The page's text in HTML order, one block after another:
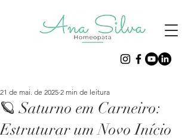
🪐 Saturno em Carneiro:
Estruturar um Novo Início
21 de mai. de 2025 2 min de leitura